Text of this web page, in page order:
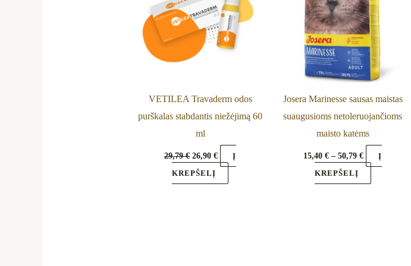
VETILEA Travaderm odos
purškalas stabdantis niežėjimą 60
ml
29,79€ 26,90€
Į
KREPŠELĮ
Josera Marinesse sausas maistas
suaugusioms netoleruojančioms
maisto katėms
15,40€ – 50,79€
Į
KREPŠELĮ
The
options
may
be
chosen
on
the